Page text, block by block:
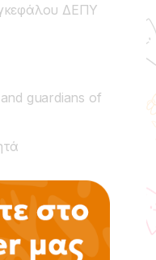
ΔΕΠΥ
guardians of